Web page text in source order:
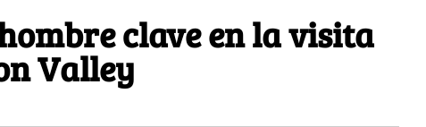
clave en la visita
Valley